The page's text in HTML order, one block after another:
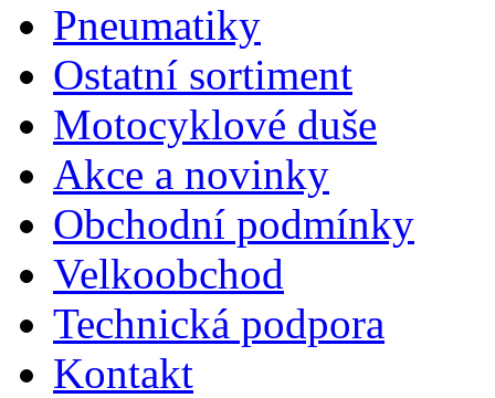
Pneumatiky
Ostatní sortiment
Motocyklové duše
Akce a novinky
Obchodní podmínky
Velkoobchod
Technická podpora
Kontakt